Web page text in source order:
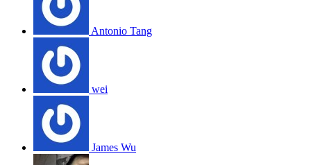
Antonio Tang
wei
James Wu